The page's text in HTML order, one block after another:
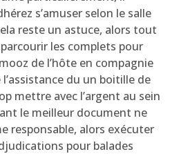
s’amuser selon le salle
reste un astuce, alors tout
les complets pour
de l’hôte en compagnie
du un boitille de
mettre avec l’argent au sein
le meilleur document ne
responsable, alors exécuter
pour balades